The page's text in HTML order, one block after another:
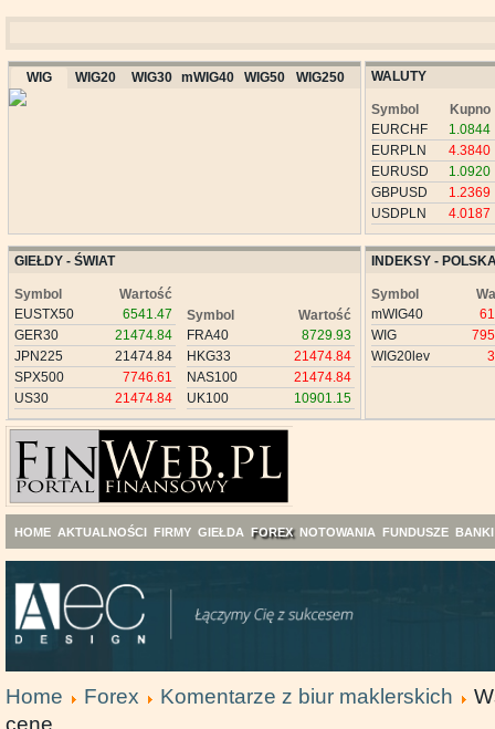
WIG WIG20 WIG30 mWIG40 WIG50 WIG250 WALUTY
Symbol
Kupno
EURCHF
1.0844
EURPLN
4.3840
EURUSD
1.0920
GBPUSD
1.2369
USDPLN
4.0187
GIEŁDY - ŚWIAT
Symbol
Wartość
EUSTX50
6541.47
GER30
21474.84
JPN225
21474.84
SPX500
7746.61
US30
21474.84
Symbol
Wartość
FRA40
8729.93
HKG33
21474.84
NAS100
21474.84
UK100
10901.15
INDEKSY -
Symbol
mWIG40
WIG
WIG20lev
HOME AKTUALNOŚCI FIRMY GIEŁDA FOREX NOTOWANIA FUNDUSZE BANKI
Home Forex Komentarze z biur maklerskich
cenę